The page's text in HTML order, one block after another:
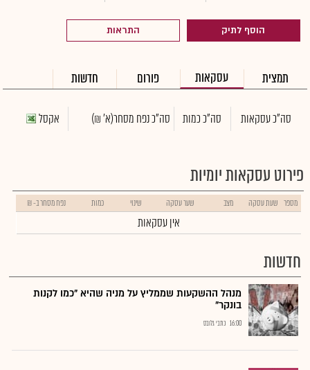
הוסף לתיק התראות
תמצית עסקאות פורום חדשות
סה"כ עסקאות סה"כ כמות סה"כ נפח מסחר(א' ₪) אקסל
פירוט עסקאות יומיות
מספר שעת עסקה מצב שער עסקה שינוי כמות נפח מסחר ב- ₪
אין עסקאות
חדשות
מנהל ההשקעות שממליץ על מניה שהיא "כמו לקנות
בונקר"
16:00 כתבי גלובס